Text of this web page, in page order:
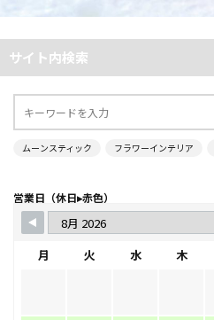
サイト内検索
ムーンスティック フラワーインテリア
営業日（休日▸赤色）
月 火 水 木